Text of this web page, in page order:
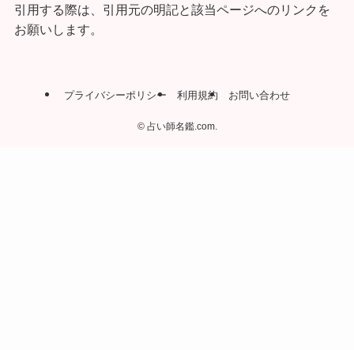
引用する際は、引用元の明記と該当ページへのリンクを
お願いします。
プライバシーポリシー 利用規約 お問い合わせ
©占い師名鑑.com.